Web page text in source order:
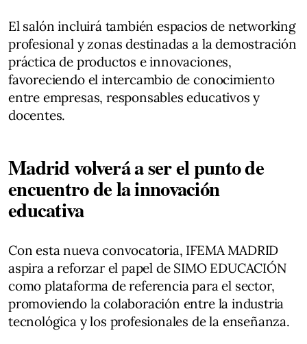
El salón incluirá también espacios de networking
profesional y zonas destinadas a la demostración
práctica de productos e innovaciones,
favoreciendo el intercambio de conocimiento
entre empresas, responsables educativos y
docentes.
Madrid volverá a ser el punto de
encuentro de la innovación
educativa
Con esta nueva convocatoria, IFEMA MADRID
aspira a reforzar el papel de SIMO EDUCACIÓN
como plataforma de referencia para el sector,
promoviendo la colaboración entre la industria
tecnológica y los profesionales de la enseñanza.